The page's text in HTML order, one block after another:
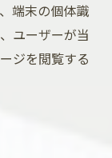
端末の個体識
ユーザーが当
ジを閲覧する